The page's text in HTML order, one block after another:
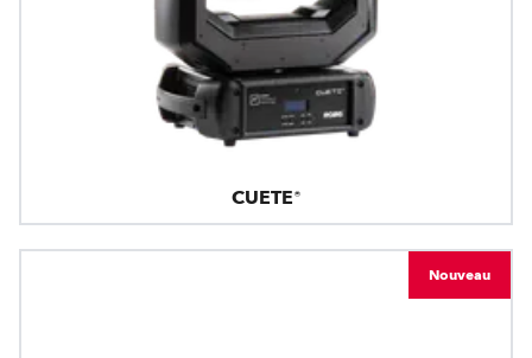
CUETE®
Nouveau